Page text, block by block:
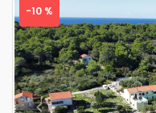
-10 %